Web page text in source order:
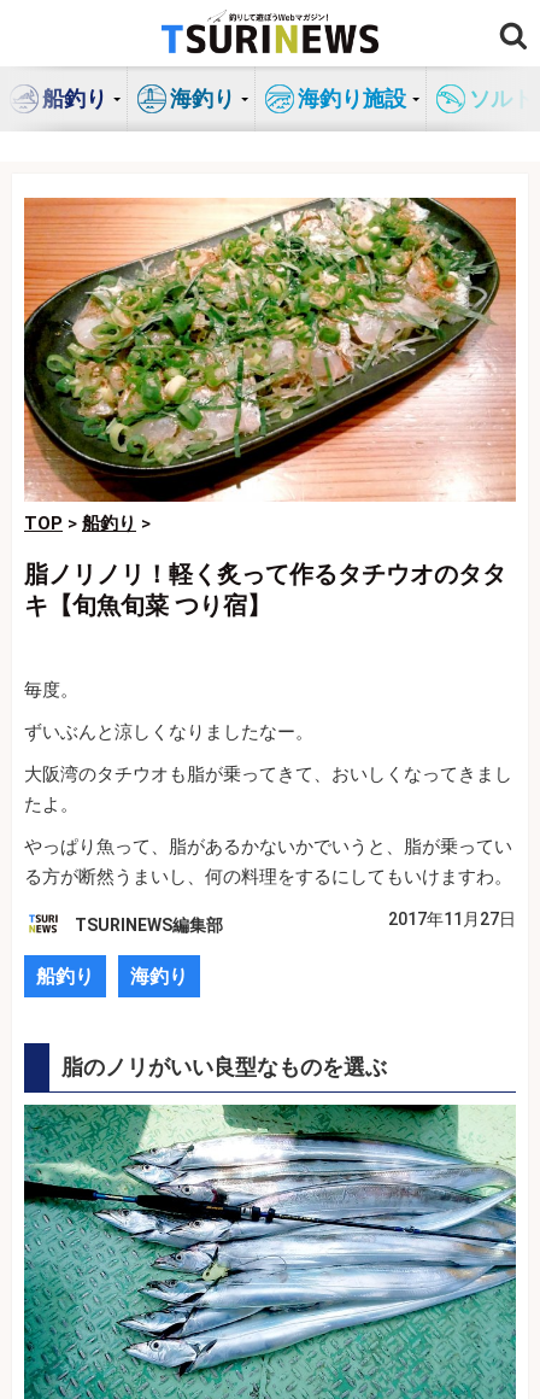
ン
船釣り 海釣り 海釣り施設 ソル
TOP > 船釣り >
脂ノリノリ！軽く炙って作るタチウオのタタ
キ【旬魚旬菜 つり宿】
毎度。
ずいぶんと涼しくなりましたなー。
大阪湾のタチウオも脂が乗ってきて、おいしくなってきまし
たよ。
やっぱり魚って、脂があるかないかでいうと、脂が乗ってい
る方が断然うまいし、何の料理をするにしてもいけますわ。
TSURINEWS編集部 2017年11月27日
船釣り 海釣り
脂のノリがいい良型なものを選ぶ